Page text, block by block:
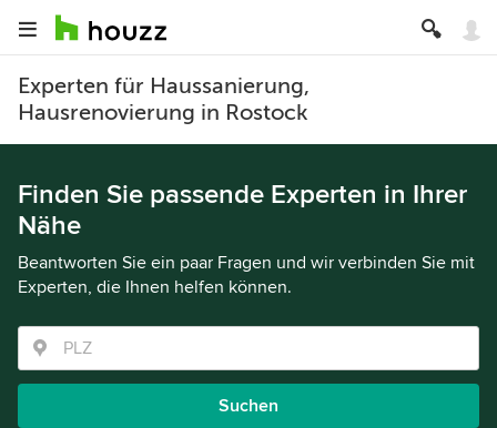
Experten für Haussanierung,
Hausrenovierung in Rostock
Finden Sie passende Experten in Ihrer
Nähe
Beantworten Sie ein paar Fragen und wir verbinden Sie mit
Experten, die Ihnen helfen können.
Suchen